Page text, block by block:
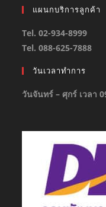
แผนกบริการลูกค้า
Tel. 02-934-8999
Tel. 088-625-7888
วันเวลาทำการ
วันจันทร์ – ศุกร์ เวลา